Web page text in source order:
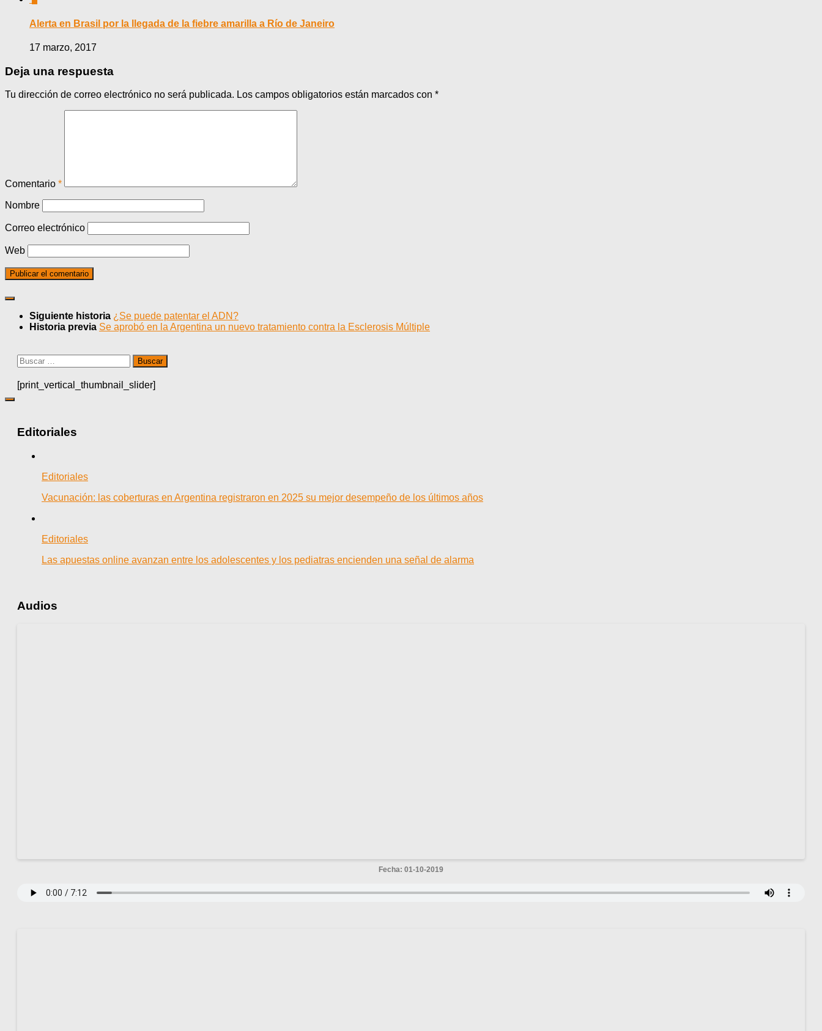
Alerta en Brasil por la llegada de la fiebre amarilla a Río de Janeiro
17 marzo, 2017
Deja una respuesta
Tu dirección de correo electrónico no será publicada. Los campos obligatorios están marcados con *
Comentario *
Nombre
Correo electrónico
Web
Siguiente historia ¿Se puede patentar el ADN?
Historia previa Se aprobó en la Argentina un nuevo tratamiento contra la Esclerosis Múltiple
Buscar:
[print_vertical_thumbnail_slider]
Editoriales
Editoriales
Vacunación: las coberturas en Argentina registraron en 2025 su mejor desempeño de los últimos años
Editoriales
Las apuestas online avanzan entre los adolescentes y los pediatras encienden una señal de alarma
Audios
Fecha: 01-10-2019